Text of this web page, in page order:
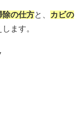
除の仕方と、
カビの
ます。